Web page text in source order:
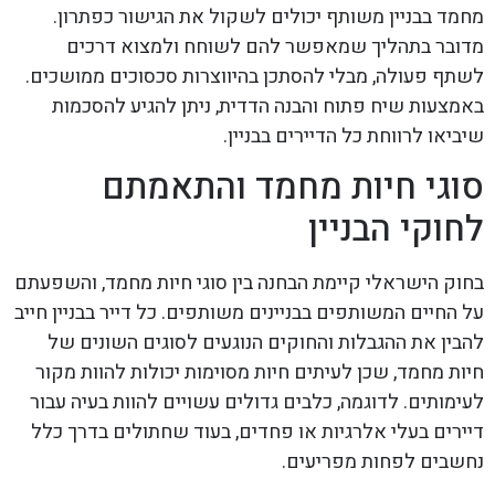
מחמד בבניין משותף יכולים לשקול את הגישור כפתרון.
מדובר בתהליך שמאפשר להם לשוחח ולמצוא דרכים
לשתף פעולה, מבלי להסתכן בהיווצרות סכסוכים ממושכים.
באמצעות שיח פתוח והבנה הדדית, ניתן להגיע להסכמות
שיביאו לרווחת כל הדיירים בבניין.
סוגי חיות מחמד והתאמתם
לחוקי הבניין
בחוק הישראלי קיימת הבחנה בין סוגי חיות מחמד, והשפעתם
על החיים המשותפים בבניינים משותפים. כל דייר בבניין חייב
להבין את ההגבלות והחוקים הנוגעים לסוגים השונים של
חיות מחמד, שכן לעיתים חיות מסוימות יכולות להוות מקור
לעימותים. לדוגמה, כלבים גדולים עשויים להוות בעיה עבור
דיירים בעלי אלרגיות או פחדים, בעוד שחתולים בדרך כלל
נחשבים לפחות מפריעים.